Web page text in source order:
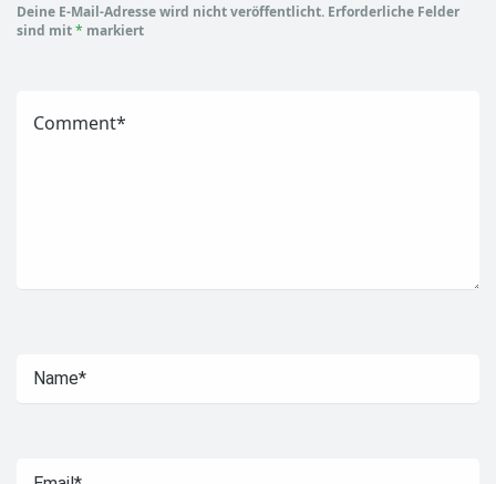
Deine E-Mail-Adresse wird nicht veröffentlicht. Erforderliche Felder
sind mit* markiert